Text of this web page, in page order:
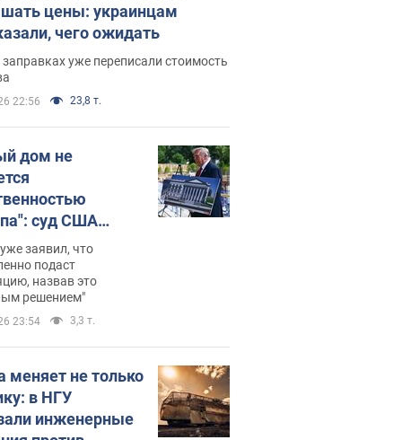
цены: украинцам
чего ожидать
уже переписали стоимость
22:56 23,8 т.
дом не
суд США
зала
400 млн
заявил, что
подаст
назвав это
решением"
23:54 3,3 т.
меняет не только
в НГУ
инженерные